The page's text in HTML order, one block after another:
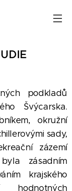
podkladů
Švýcarska.
okružní
sady,
zázemí
zásadním
krajského
hodnotných